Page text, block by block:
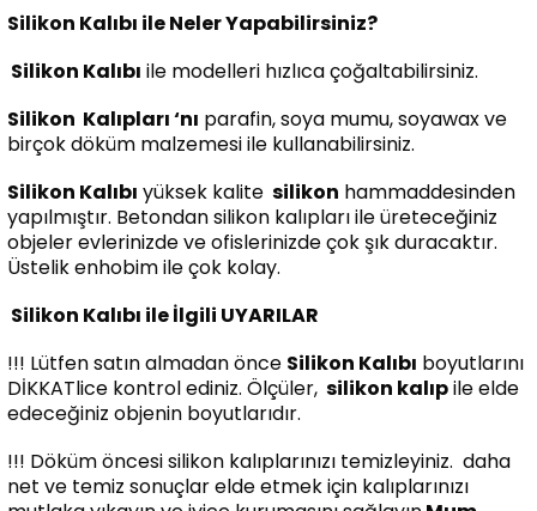
Silikon Kalıbı ile Neler Yapabilirsiniz?
Silikon Kalıbı ile modelleri hızlıca çoğaltabilirsiniz.
Silikon Kalıpları ‘nı parafin, soya mumu, soyawax ve
birçok döküm malzemesi ile kullanabilirsiniz.
Silikon Kalıbı yüksek kalite silikon hammaddesinden
yapılmıştır. Betondan silikon kalıpları ile üreteceğiniz
objeler evlerinizde ve ofislerinizde çok şık duracaktır.
Üstelik enhobim ile çok kolay.
Silikon Kalıbı ile İlgili UYARILAR
!!! Lütfen satın almadan önce Silikon Kalıbı boyutlarını
DİKKATlice kontrol ediniz. Ölçüler, silikon kalıpile elde
edeceğiniz objenin boyutlarıdır.
!!! Döküm öncesi silikon kalıplarınızı temizleyiniz. daha
net ve temiz sonuçlar elde etmek için kalıplarınızı